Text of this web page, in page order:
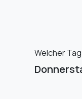
Welcher